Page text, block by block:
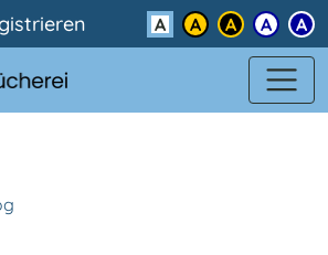
Direkt zum Inhalt
Kontrast